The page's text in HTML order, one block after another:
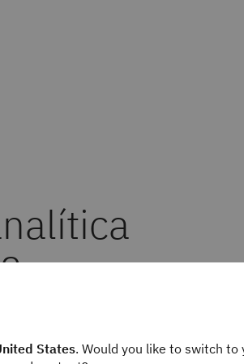
a los métodos
extraer y visualizar
States. Would you like to switch to